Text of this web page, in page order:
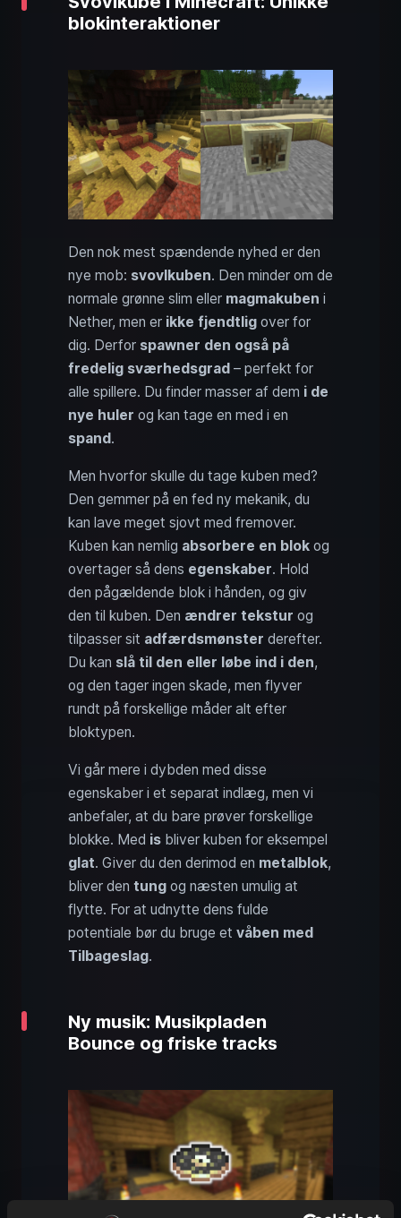
blokinteraktioner
Den nok mest spændende nyhed er den
nye mob: svovlkuben. Den minder om de
normale grønne slim eller magmakuben i
Nether, men er ikke fjendtlig over for
dig. Derfor spawner den også på
fredelig sværhedsgrad – perfekt for
alle spillere. Du finder masser af dem i de
nye huler og kan tage en med i en
spand.
Men hvorfor skulle du tage kuben med?
Den gemmer på en fed ny mekanik, du
kan lave meget sjovt med fremover.
Kuben kan nemlig absorbere en blok og
overtager så dens egenskaber. Hold
den pågældende blok i hånden, og giv
den til kuben. Den ændrer tekstur og
tilpasser sit adfærdsmønster derefter.
Du kan slå til den eller løbe ind i den,
og den tager ingen skade, men flyver
rundt på forskellige måder alt efter
bloktypen.
Vi går mere i dybden med disse
egenskaber i et separat indlæg, men vi
anbefaler, at du bare prøver forskellige
blokke. Med is bliver kuben for eksempel
glat. Giver du den derimod en metalblok,
bliver den tung og næsten umulig at
flytte. For at udnytte dens fulde
potentiale bør du bruge et våben med
Tilbageslag.
Ny musik: Musikpladen
Bounce og friske tracks